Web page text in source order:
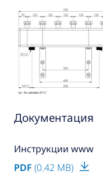
Документация
Инструкции www
PDF (0.42 MB)